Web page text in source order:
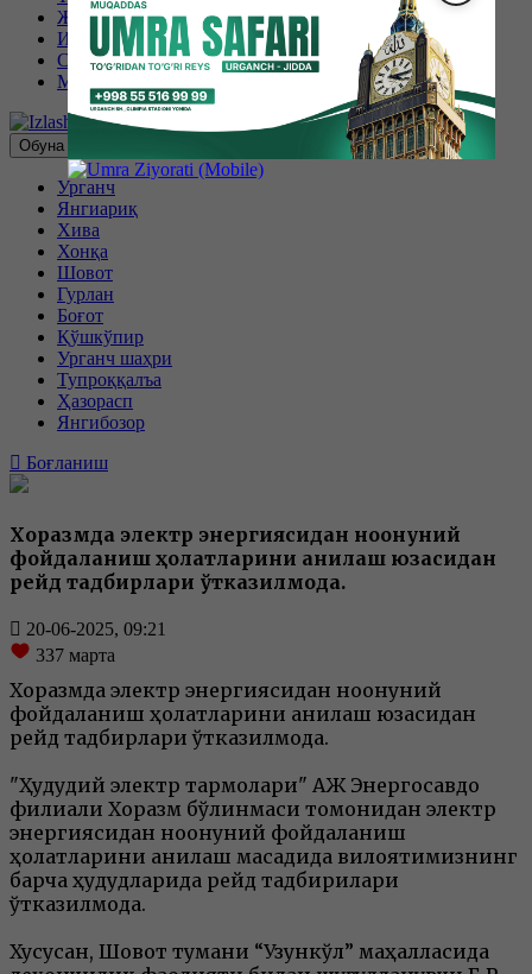
Жаҳон
Иқтисодиёт
Спорт
Маҳаллий
Обуна бўлиш
Урганч
Янгиариқ
Хива
Хонқа
Шовот
Гурлан
Боғот
Қўшкўпир
Урганч шаҳри
Тупроққалъа
Ҳазорасп
Янгибозор
Боғланиш
Хоразмда электр энергиясидан ноқонуний
фойдаланиш ҳолатларини аниқлаш юзасидан
рейд тадбирлари ўтказилмоқда.
20-06-2025, 09:21
337 марта
Хоразмда электр энергиясидан ноқонуний
фойдаланиш ҳолатларини аниқлаш юзасидан
рейд тадбирлари ўтказилмоқда.
"Ҳудудий электр тармоқлари" АЖ Энергосавдо
филиали Хоразм бўлинмаси томонидан электр
энергиясидан ноқонуний фойдаланиш
ҳолатларини аниқлаш мақсадида вилоятимизнинг
барча ҳудудларида рейд тадбирилари
ўтказилмоқда.
Хусусан, Шовот тумани “Узункўл” маҳалласида